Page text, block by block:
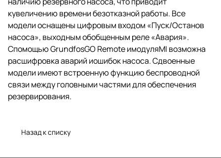
кувеличению времени безотказной работы. Все
модели оснащены цифровым входом «Пуск/Останов
насоса», выходным обобщенным реле «Авария».
Спомощью GrundfosGO Remote имодуляMI возможна
расшифровка аварий иошибок насоса. Сдвоенные
модели имеют встроенную функцию беспроводной
связи между головными частями для обеспечения
резервирования.
Назад к списку